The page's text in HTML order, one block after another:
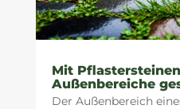
Mit
Außenbereiche
Der Außenbereich